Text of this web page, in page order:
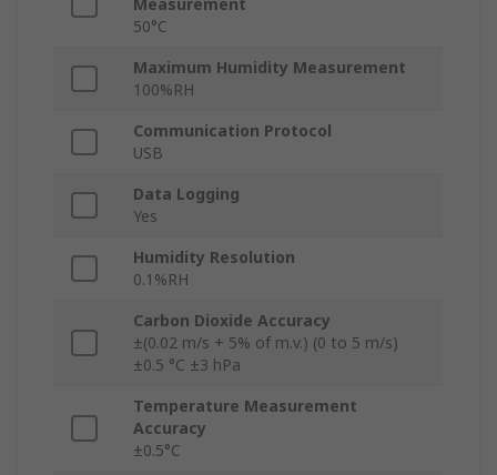
Measurement
50°C
Maximum Humidity Measurement
100%RH
Communication Protocol
USB
Data Logging
Yes
Humidity Resolution
0.1%RH
Carbon Dioxide Accuracy
±(0.02 m/s + 5% of m.v.) (0 to 5 m/s)
±0.5 °C ±3 hPa
Temperature Measurement
Accuracy
±0.5°C